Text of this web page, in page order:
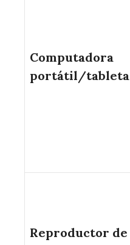
Computadora
portátil/tableta
Reproductor de